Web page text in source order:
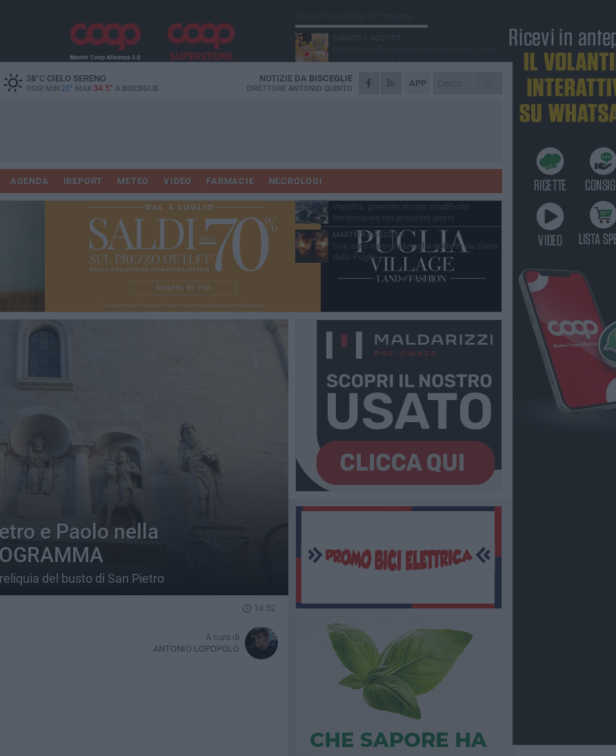
38°CCIELO SERENO
OGGI MIN 25° MAX 34.5° A BISCEGLIE
APP
NOTIZIE DA BISCEGLIE
DIRETTORE ANTONIO QUINTO
AGENDA IREPORT METEO VIDEO FARMACIE NECROLOGI
e Paolo nella
del busto di San Pietro
14.52
A cura di
ANTONIO LOPOPOLO
dei carabinieri a Bisceglie
VENERDÌ 31 LUGLIO
Torna l'appuntamento con la Pastasciutta
Dramma alla spiaggia Bi-Marmi: un
VENERDÌ 31 LUGLIO
MARTEDÌ 4 AGOSTO
Due auto incendiate nella notte in via Dieta
delle Puglie